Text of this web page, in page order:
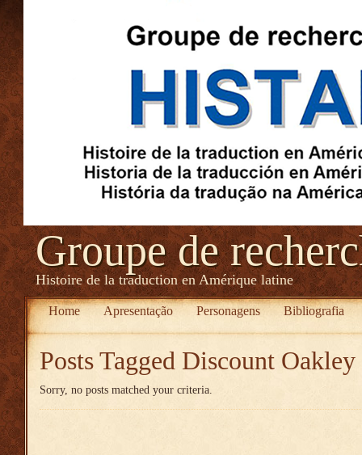
Groupe de
Histoire de la traduction en Amérique latine
Home Apresentação Personagens Bibliografia
Posts Tagged Discount Oakley
Sorry, no posts matched your criteria.